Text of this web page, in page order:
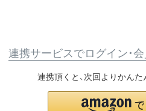
連携サービスでログイン・
連携頂くと、次回よりかんた